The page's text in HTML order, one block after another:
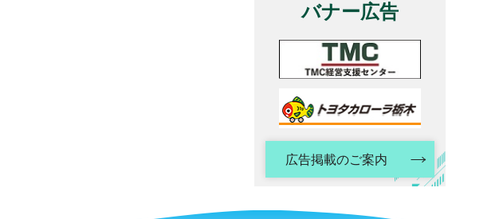
バナー広告
広告掲載のご案内